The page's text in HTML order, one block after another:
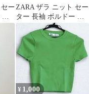
ー
配
ZARA ザラ ニット セー
ター 長袖 ボルドー M
レディース 秋冬 人気
¥ 1,000